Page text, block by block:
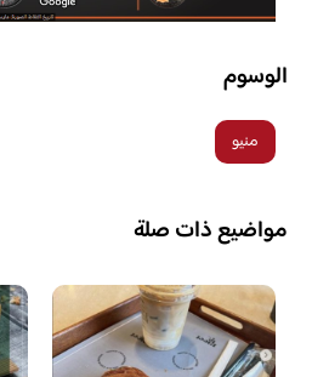
الوسوم
منيو
مواضيع ذات صلة